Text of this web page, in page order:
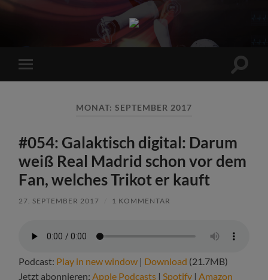
Sports
Maniac
Mobile-
Menü
MONAT: SEPTEMBER 2017
#054: Galaktisch digital: Darum
weiß Real Madrid schon vor dem
Fan, welches Trikot er kauft
27. SEPTEMBER 2017 1 KOMMENTAR
Podcast: Play in new window | Download (21.7MB)
Jetzt abonnieren:Apple Podcasts |Spotify |Amazon